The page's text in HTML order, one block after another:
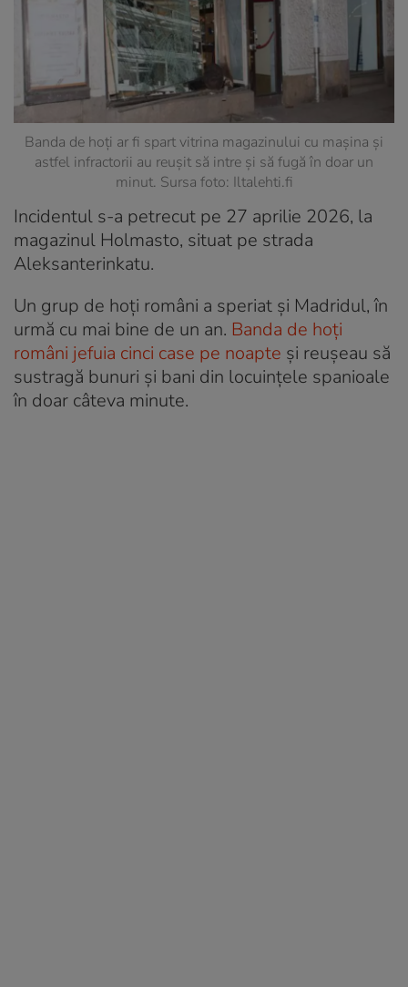
Banda de hoți ar fi spart vitrina magazinului cu mașina și
astfel infractorii au reușit să intre și să fugă în doar un
minut. Sursa foto: Iltalehti.fi
Incidentul s-a petrecut pe 27 aprilie 2026, la
magazinul Holmasto, situat pe strada
Aleksanterinkatu.
Un grup de hoți români a speriat și Madridul, în
urmă cu mai bine de un an. Banda de hoți
români jefuia cinci case pe noapte și reușeau să
sustragă bunuri și bani din locuințele spanioale
în doar câteva minute.